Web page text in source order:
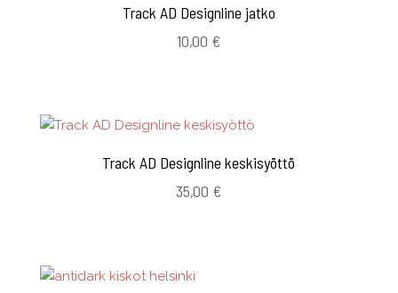
Track AD Designline jatko
10,00 €
Track AD Designline keskisyöttö
35,00 €